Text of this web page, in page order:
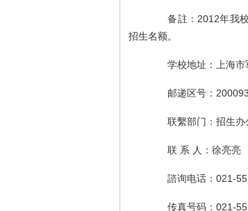
备註：2012年我校
招生名额。
学校地址：上海市
邮递区号：200093
联繫部门：招生办
联 系 人：徐亮亮
諮询电话：021-
传真号码：021-